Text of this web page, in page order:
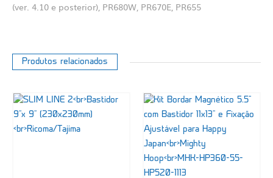
(ver. 4.10 e posterior), PR680W, PR670E, PR655
Produtos relacionados